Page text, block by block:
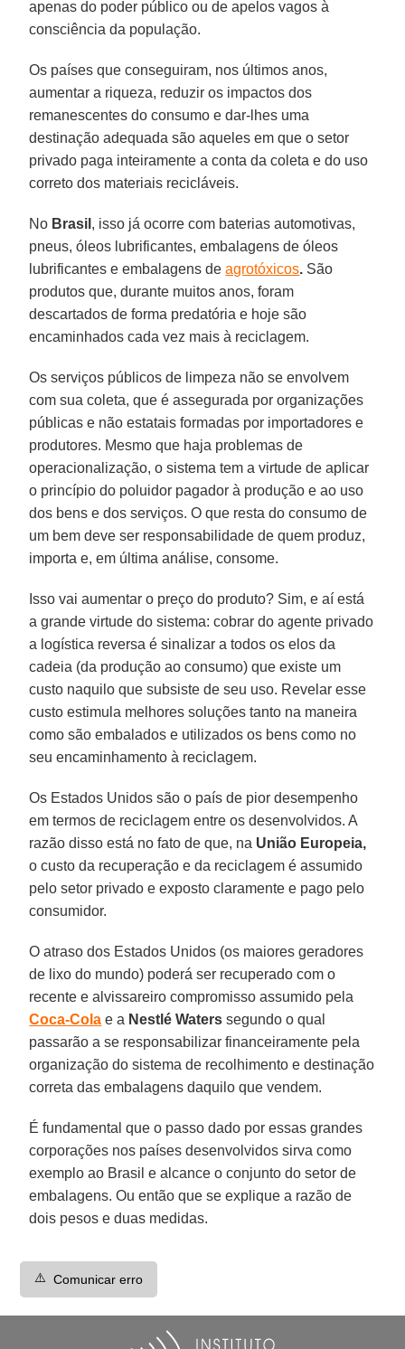
apenas do poder público ou de apelos vagos à
consciência da população.
Os países que conseguiram, nos últimos anos,
aumentar a riqueza, reduzir os impactos dos
remanescentes do consumo e dar-lhes uma
destinação adequada são aqueles em que o setor
privado paga inteiramente a conta da coleta e do uso
correto dos materiais recicláveis.
No Brasil , isso já ocorre com baterias automotivas,
pneus, óleos lubrificantes, embalagens de óleos
lubrificantes e embalagens deagrotóxicos. São
produtos que, durante muitos anos, foram
descartados de forma predatória e hoje são
encaminhados cada vez mais à reciclagem.
Os serviços públicos de limpeza não se envolvem
com sua coleta, que é assegurada por organizações
públicas e não estatais formadas por importadores e
produtores. Mesmo que haja problemas de
operacionalização, o sistema tem a virtude de aplicar
o princípio do poluidor pagador à produção e ao uso
dos bens e dos serviços. O que resta do consumo de
um bem deve ser responsabilidade de quem produz,
importa e, em última análise, consome.
Isso vai aumentar o preço do produto? Sim, e aí está
a grande virtude do sistema: cobrar do agente privado
a logística reversa é sinalizar a todos os elos da
cadeia (da produção ao consumo) que existe um
custo naquilo que subsiste de seu uso. Revelar esse
custo estimula melhores soluções tanto na maneira
como são embalados e utilizados os bens como no
seu encaminhamento à reciclagem.
Os Estados Unidos são o país de pior desempenho
em termos de reciclagem entre os desenvolvidos. A
razão disso está no fato de que, na União Europeia,
o custo da recuperação e da reciclagem é assumido
pelo setor privado e exposto claramente e pago pelo
consumidor.
O atraso dos Estados Unidos (os maiores geradores
de lixo do mundo) poderá ser recuperado com o
recente e alvissareiro compromisso assumido pela
Coca-Cola e a Nestlé Waters segundo o qual
passarão a se responsabilizar financeiramente pela
organização do sistema de recolhimento e destinação
correta das embalagens daquilo que vendem.
É fundamental que o passo dado por essas grandes
corporações nos países desenvolvidos sirva como
exemplo ao Brasil e alcance o conjunto do setor de
embalagens. Ou então que se explique a razão de
dois pesos e duas medidas.
⚠️ Comunicar erro